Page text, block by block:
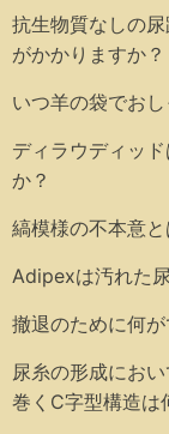
抗生物質なしの
がかかりますか？
いつ羊の袋でお
ディラウディッ
か？
縞模様の不本意
Adipexは汚れた
撤退のために何
尿糸の形成にお
巻くC字型構造は